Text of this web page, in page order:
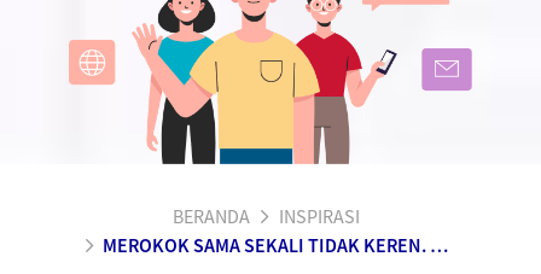
BERANDA
INSPIRASI
MEROKOK SAMA SEKALI TIDAK KEREN. BERIKUT FAKTANYA